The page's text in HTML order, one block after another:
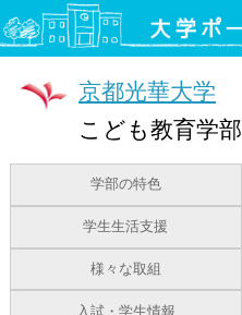
京都光華大学
こども教育学部
学部の特色
学生生活支援
様々な取組
入試・学生情報